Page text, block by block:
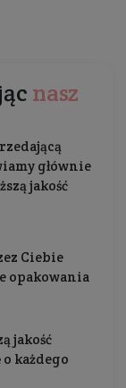
nasz
głównie
jakość
Ciebie
opakowania
jakość
każdego